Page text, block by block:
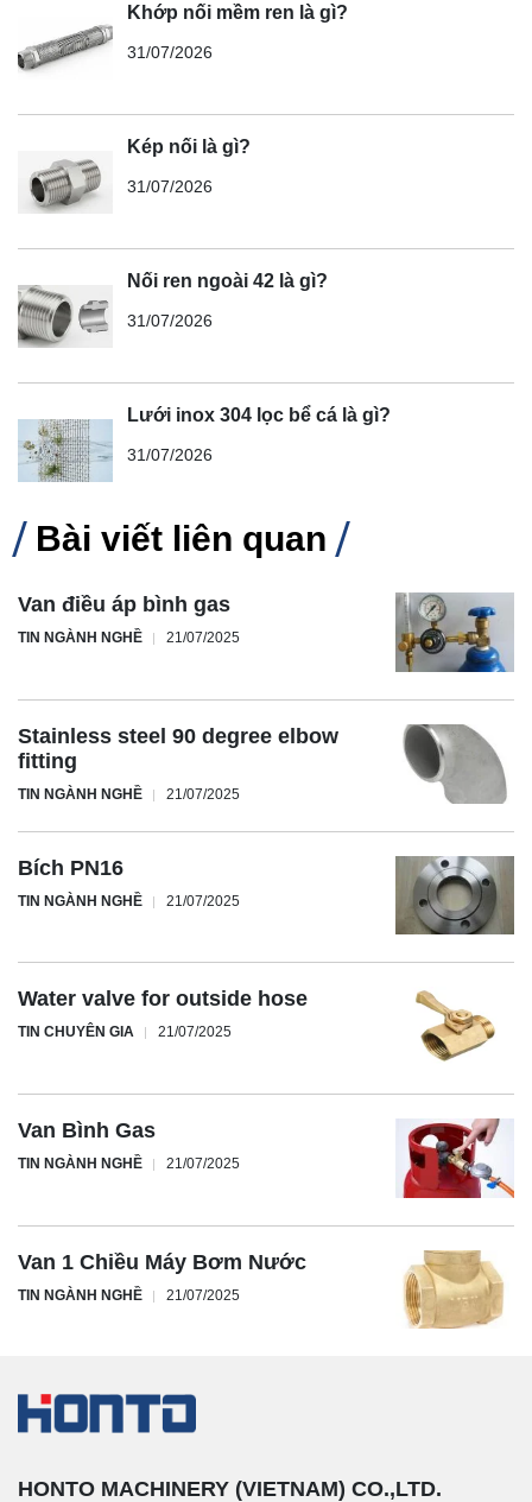
Khớp nối mềm ren là gì?
31/07/2026
Kép nối là gì?
31/07/2026
Nối ren ngoài 42 là gì?
31/07/2026
Lưới inox 304 lọc bể cá là gì?
31/07/2026
Bài viết liên quan
Van điều áp bình gas
TIN NGÀNH NGHỀ 21/07/2025
Stainless steel 90 degree elbow
fitting
TIN NGÀNH NGHỀ 21/07/2025
Bích PN16
TIN NGÀNH NGHỀ 21/07/2025
Water valve for outside hose
TIN CHUYÊN GIA 21/07/2025
Van Bình Gas
TIN NGÀNH NGHỀ 21/07/2025
Van 1 Chiều Máy Bơm Nước
TIN NGÀNH NGHỀ 21/07/2025
HONTO MACHINERY (VIETNAM) CO.,LTD.